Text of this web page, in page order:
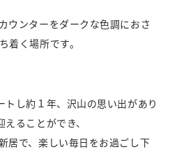
ウンターをダークな色調におさ
着く場所です。
トし約１年、沢山の思い出があり
ることができ、
居で、楽しい毎日をお過ごし下